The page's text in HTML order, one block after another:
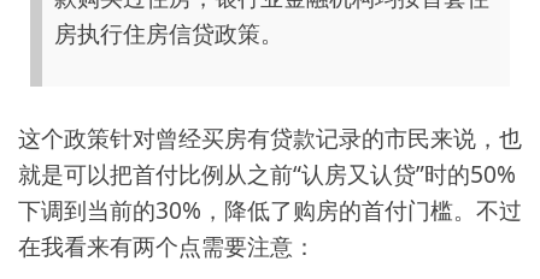
房执行住房信贷政策。
这个政策针对曾经买房有贷款记录的市民来说，也
就是可以把首付比例从之前“认房又认贷”时的50%
下调到当前的30%，降低了购房的首付门槛。不过
在我看来有两个点需要注意：